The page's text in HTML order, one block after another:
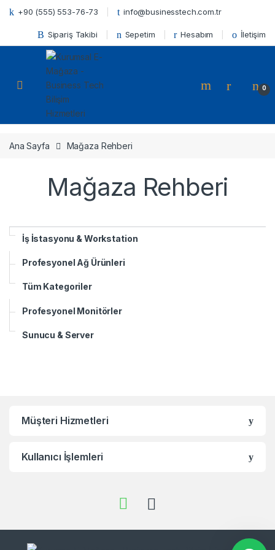
Skip to navigation
Skip to content
+90 (555) 553-76-73 info@businesstech.com.tr
Sipariş Takibi Sepetim Hesabım İletişim
Open 0
Ana Sayfa Mağaza Rehberi
Mağaza Rehberi
İş İstasyonu & Workstation
Profesyonel Ağ Ürünleri
Tüm Kategoriler
Profesyonel Monitörler
Sunucu & Server
Müşteri Hizmetleri
Kullanıcı İşlemleri